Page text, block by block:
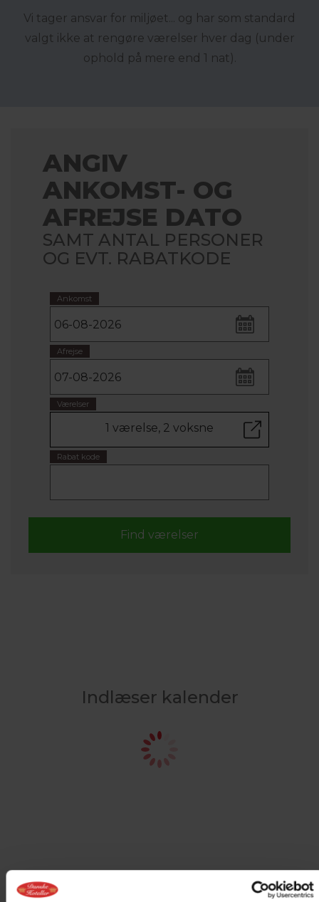
Vi tager ansvar for miljøet... og har som standard
valgt ikke at rengøre værelser hver dag (under
ophold på mere end 1 nat).
ANGIV
ANKOMST- OG
AFREJSE DATO
SAMT ANTAL PERSONER
OG EVT. RABATKODE
Ankomst
Afrejse
Værelser
1 værelse, 2 voksne
Rabat kode
Indlæser kalender